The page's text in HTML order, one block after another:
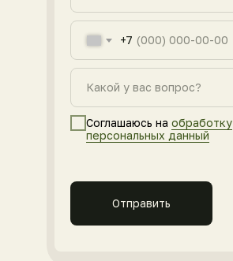
+7
Какой у вас вопрос?
Соглашаюсь на обработку
персональных данный
Отправить